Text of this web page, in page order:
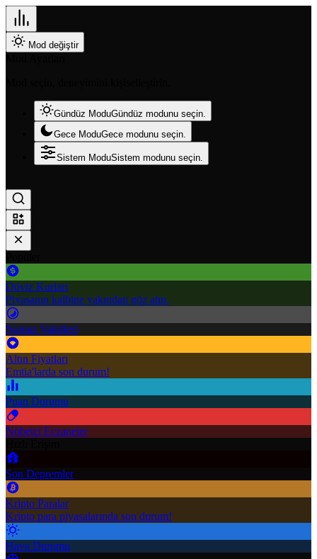
Mod değiştir
Gündüz ModuGündüz modunu seçin.
Gece ModuGece modunu seçin.
Sistem ModuSistem modunu seçin.
Döviz Kurları
Piyasanın kalbine yakından göz atın.
Namaz Vakitleri
Altın Fiyatları
Emtia'larda son durum!
Puan Durumu
Nöbetçi Eczaneler
Son Depremler
Kripto Paralar
Kripto para piyasalarında son durum!
Hava Durumu